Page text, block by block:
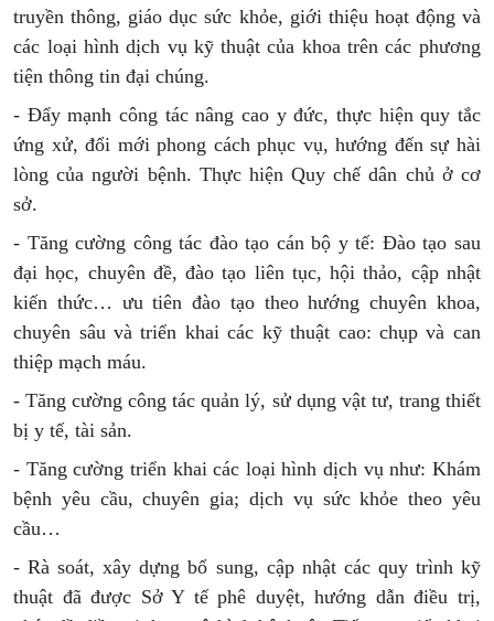
truyền thông, giáo dục sức khỏe, giới thiệu hoạt động và
các loại hình dịch vụ kỹ thuật của khoa trên các phương
tiện thông tin đại chúng.
- Đẩy mạnh công tác nâng cao y đức, thực hiện quy tắc
ứng xử, đổi mới phong cách phục vụ, hướng đến sự hài
lòng của người bệnh. Thực hiện Quy chế dân chủ ở cơ
sở.
- Tăng cường công tác đào tạo cán bộ y tế: Đào tạo sau
đại học, chuyên đề, đào tạo liên tục, hội thảo, cập nhật
kiến thức… ưu tiên đào tạo theo hướng chuyên khoa,
chuyên sâu và triển khai các kỹ thuật cao: chụp và can
thiệp mạch máu.
- Tăng cường công tác quản lý, sử dụng vật tư, trang thiết
bị y tế, tài sản.
- Tăng cường triển khai các loại hình dịch vụ như: Khám
bệnh yêu cầu, chuyên gia; dịch vụ sức khỏe theo yêu
cầu…
- Rà soát, xây dựng bổ sung, cập nhật các quy trình kỹ
thuật đã được Sở Y tế phê duyệt, hướng dẫn điều trị,